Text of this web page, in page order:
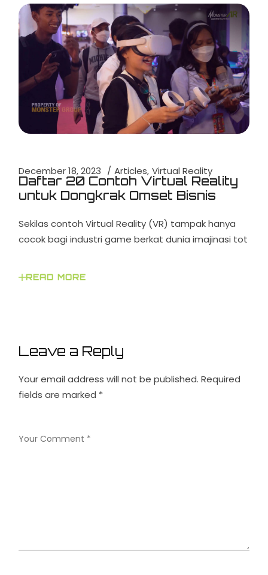
December 18, 2023 Articles Virtual Reality
Daftar 20 Contoh Virtual Reality
untuk Dongkrak Omset Bisnis
Sekilas contoh Virtual Reality (VR) tampak hanya
cocok bagi industri game berkat dunia imajinasi tot
READ MORE
Leave a Reply
Your email address will not be published. Required
fields are marked *